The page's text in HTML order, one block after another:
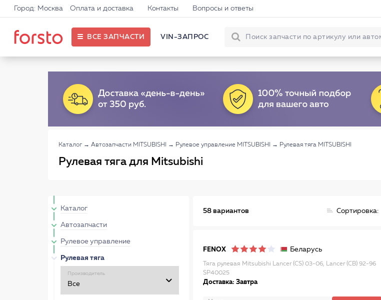
Город: Москва Оплата и доставка Контакты Вопросы и ответы
ВСЕ ЗАПЧАСТИ VIN-ЗАПРОС
Каталог → Автозапчасти MITSUBISHI → Рулевое управление MITSUBISHI → Рулевая тяга MITSUBISHI
Рулевая тяга для Mitsubishi
Каталог
Автозапчасти
Рулевое управление
Рулевая тяга
Производитель
58 вариантов Сортировка:
FENOX Беларусь
Тяга рулевая Mitsubishi Lancer (CS) 03-06, Lancer (CB) 92-96
SP40025
Доставка: Завтра